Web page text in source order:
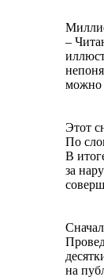
–
можно
Этот
По
В
за
на